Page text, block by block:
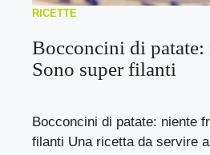
RICETTE
Bocconcini di
Sono super filanti
Bocconcini di patate: niente
filanti Una ricetta da servire